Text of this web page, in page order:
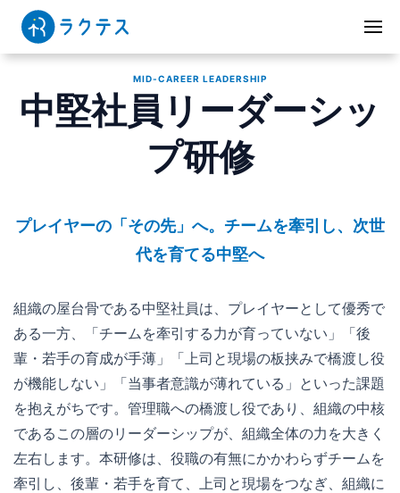
MID-CAREER LEADERSHIP
中堅社員リーダーシッ
プ研修
プレイヤーの「その先」へ。チームを牽引し、次世
代を育てる中堅へ
組織の屋台骨である中堅社員は、プレイヤーとして優秀で
ある一方、「チームを牽引する力が育っていない」「後
輩・若手の育成が手薄」「上司と現場の板挟みで橋渡し役
が機能しない」「当事者意識が薄れている」といった課題
を抱えがちです。管理職への橋渡し役であり、組織の中核
であるこの層のリーダーシップが、組織全体の力を大きく
左右します。本研修は、役職の有無にかかわらずチームを
牽引し、後輩・若手を育て、上司と現場をつなぎ、組織に